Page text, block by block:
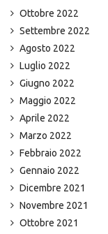
Ottobre 2022
Settembre 2022
Agosto 2022
Luglio 2022
Giugno 2022
Maggio 2022
Aprile 2022
Marzo 2022
Febbraio 2022
Gennaio 2022
Dicembre 2021
Novembre 2021
Ottobre 2021